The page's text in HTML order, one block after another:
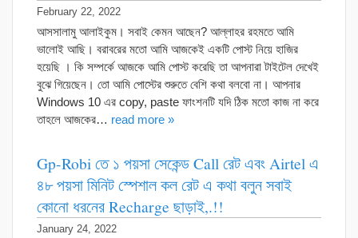
February 22, 2022
আসসালামু আলাইকুম। সবাই কেমন আছেন? আল্লাহর রহমতে আমি
ভালোই আছি। বরাবরের মতো আমি আজকেই একটি পোস্ট নিয়ে হাজির
হয়েছি । কি সম্পর্কে আজকে আমি পোস্ট করেছি তা আপনারা টাইটেল দেখেই
বুঝে গিয়েছেন। তো আমি পোস্টের শুরুতে বেশি কথা বলবো না। আপনার
Windows 10 এর copy, paste ফাংশনটি যদি ঠিক মতো কাজ না করে
তাহলে আজকের… read more »
Gp-Robi তে ১ পয়সা সেকেন্ড Call রেট এবং Airtel এ
৪৮ পয়সা মিনিট স্পেশাল কল রেট এ কথা বলুন সবাই
কোনো ধরনের Recharge ছাড়াই,.!!
January 24, 2022